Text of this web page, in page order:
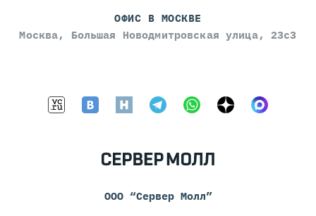
ОФИС В МОСКВЕ
Москва, Большая Новодмитровская улица, 23с3
ООО “Сервер Молл”